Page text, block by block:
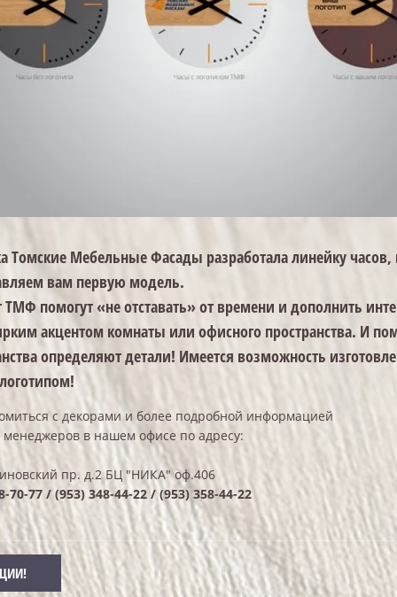
Томские Мебельные Фасады разработала линейку
вам первую модель.
ТМФ помогут «не отставать» от времени и дополнить
акцентом комнаты или офисного пространства. И
определяют детали! Имеется возможность
с декорами и более подробной информацией
в нашем офисе по адресу:
пр. д.2 БЦ "НИКА" оф.406
70-77 / (953) 348-44-22 / (953) 358-44-22